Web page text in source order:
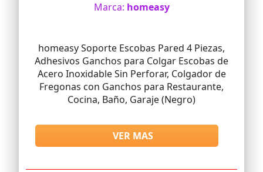
Marca: homeasy
homeasy Soporte Escobas Pared 4 Piezas,
Adhesivos Ganchos para Colgar Escobas de
Acero Inoxidable Sin Perforar, Colgador de
Fregonas con Ganchos para Restaurante,
Cocina, Baño, Garaje (Negro)
VER MAS